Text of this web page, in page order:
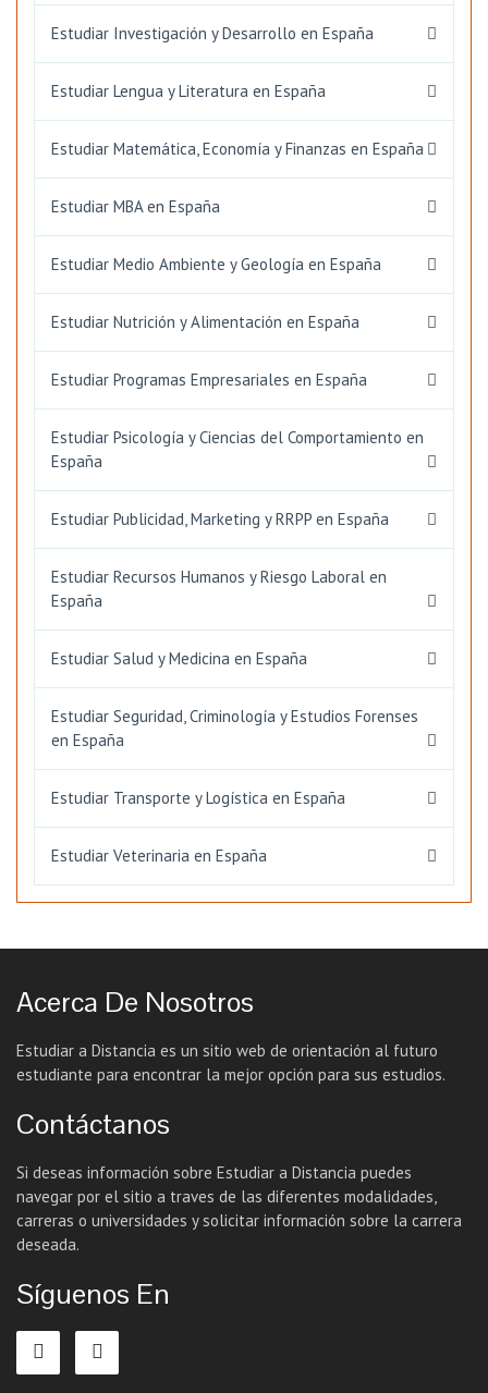
Estudiar Investigación y Desarrollo en España
Estudiar Lengua y Literatura en España
Estudiar Matemática, Economía y Finanzas en España
Estudiar MBA en España
Estudiar Medio Ambiente y Geología en España
Estudiar Nutrición y Alimentación en España
Estudiar Programas Empresariales en España
Estudiar Psicología y Ciencias del Comportamiento en
España
Estudiar Publicidad, Marketing y RRPP en España
Estudiar Recursos Humanos y Riesgo Laboral en
España
Estudiar Salud y Medicina en España
Estudiar Seguridad, Criminología y Estudios Forenses
en España
Estudiar Transporte y Logística en España
Estudiar Veterinaria en España
Acerca De Nosotros
Estudiar a Distancia es un sitio web de orientación al futuro
estudiante para encontrar la mejor opción para sus estudios.
Contáctanos
Si deseas información sobre Estudiar a Distancia puedes
navegar por el sitio a traves de las diferentes modalidades,
carreras o universidades y solicitar información sobre la carrera
deseada.
Síguenos En